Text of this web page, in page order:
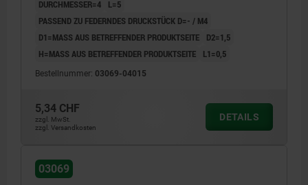
DURCHMESSER=4
L=5
PASSEND ZU FEDERNDES DRUCKSTÜCK D=- / M4
D1=MASS AUS BETREFFENDER PRODUKTSEITE
D2=1,5
H=MASS AUS BETREFFENDER PRODUKTSEITE
L1=0,5
Bestellnummer: 03069-04015
5,34 CHF
zzgl. MwSt.
zzgl. Versandkosten
DETAILS
03069